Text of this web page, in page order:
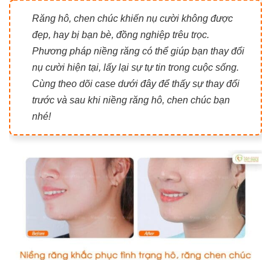
Răng hô, chen chúc khiến nụ cười không được
đẹp, hay bị bạn bè, đồng nghiệp trêu trọc.
Phương pháp niềng răng có thể giúp bạn thay đổi
nụ cười hiện tại, lấy lại sự tự tin trong cuộc sống.
Cùng theo dõi case dưới đây để thấy sự thay đổi
trước và sau khi niềng răng hô, chen chúc bạn
nhé!